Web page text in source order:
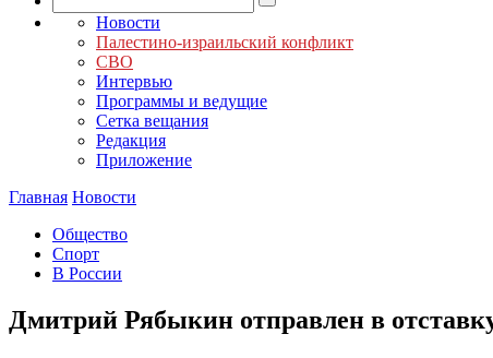
Новости
Палестино-израильский конфликт
СВО
Интервью
Программы и ведущие
Сетка вещания
Редакция
Приложение
Главная Новости
Общество
Спорт
В России
Дмитрий Рябыкин отправлен в